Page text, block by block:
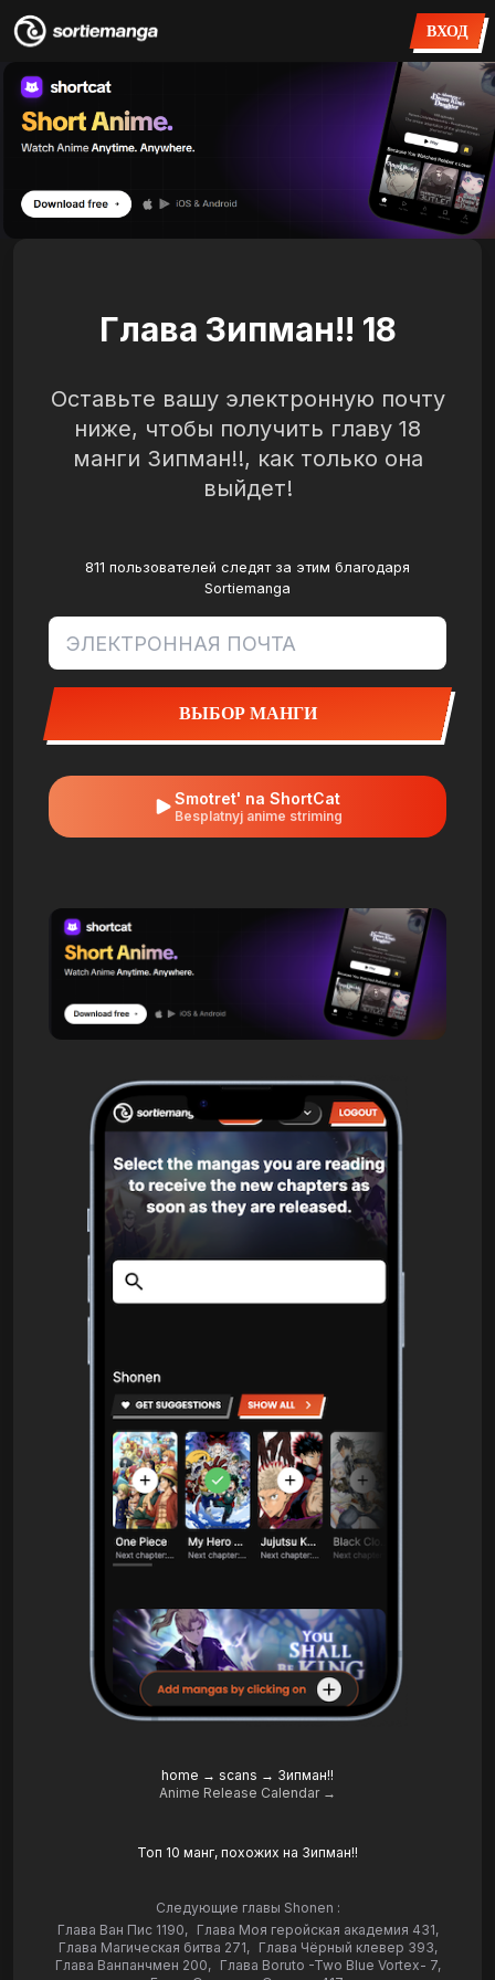
ВХОД
Глава Зипман!! 18
Оставьте вашу электронную почту
ниже, чтобы получить главу 18
манги Зипман!!, как только она
выйдет!
811 пользователей следят за этим благодаря
Sortiemanga
ВЫБОР МАНГИ
Smotret' na ShortCat
Besplatnyj anime striming
home → scans → Зипман!!
Anime Release Calendar →
Топ 10 манг, похожих на Зипман!!
Следующие главы Shonen :
Глава Ван Пис 1190, Глава Моя геройская академия 431,
Глава Магическая битва 271, Глава Чёрный клевер 393,
Глава Ванпанчмен 200, Глава Boruto -Two Blue Vortex- 7,